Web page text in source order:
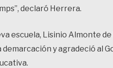
declaró Herrera.
escuela, Lisinio Almonte
y agradeció al